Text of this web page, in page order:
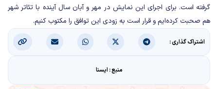
گرفته است. برای اجرای این نمایش در مهر و آبان سال آینده با تئاتر شهر
هم صحبت کرده‌ایم و قرار است به زودی این توافق را مکتوب کنیم.
اشتراک گذاری :
منبع : ایسنا